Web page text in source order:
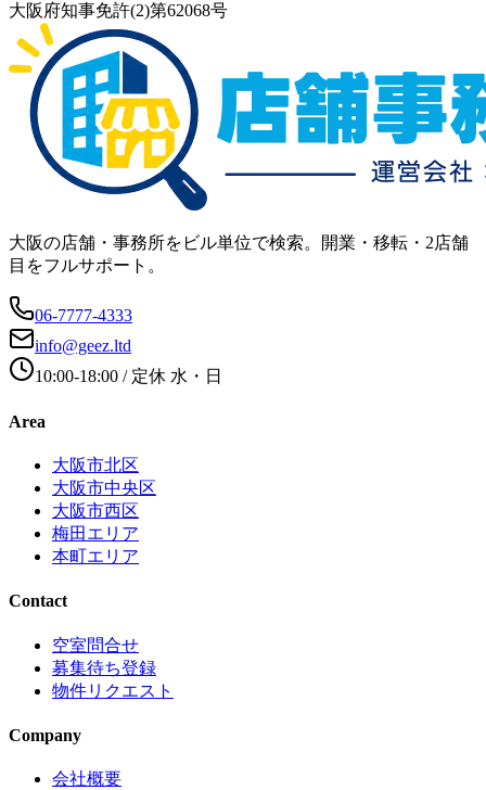
大阪府知事免許(2)第62068号
大阪の店舗・事務所をビル単位で検索。開業・移転・2店舗
目をフルサポート。
06-7777-4333
info@geez.ltd
10:00-18:00 / 定休 水・日
Area
大阪市北区
大阪市中央区
大阪市西区
梅田エリア
本町エリア
Contact
空室問合せ
募集待ち登録
物件リクエスト
Company
会社概要